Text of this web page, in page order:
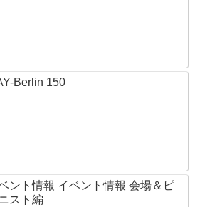
Berlin 150
ント情報 イベント情報 会場＆ピ
スト編